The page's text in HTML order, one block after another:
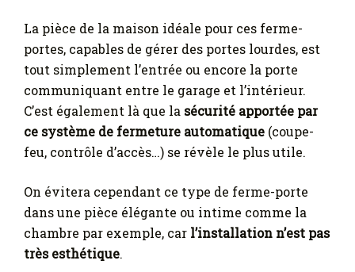
La pièce de la maison idéale pour ces ferme-
portes, capables de gérer des portes lourdes, est
tout simplement l’entrée ou encore la porte
communiquant entre le garage et l’intérieur.
C’est également là que la sécurité apportée par
ce système de fermeture automatique (coupe-
feu, contrôle d’accès…) se révèle le plus utile.
On évitera cependant ce type de ferme-porte
dans une pièce élégante ou intime comme la
chambre par exemple, car l’installation n’est pas
très esthétique.